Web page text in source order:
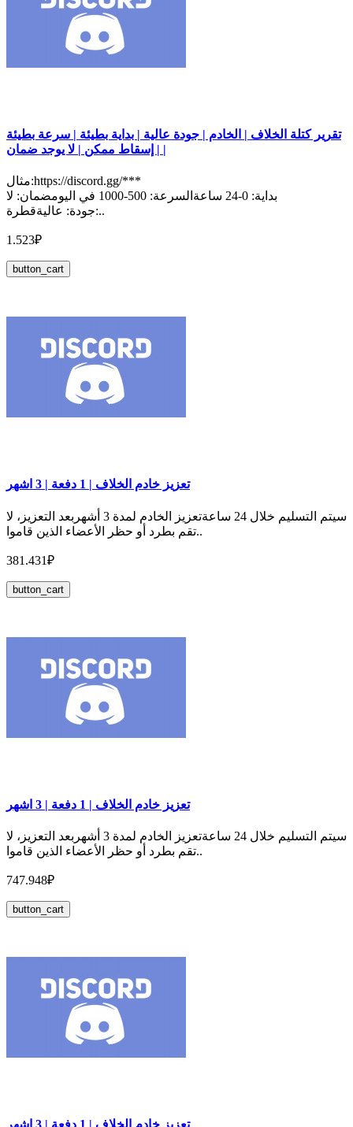
تقرير كتلة الخلاف | الخادم | جودة عالية | بداية بطيئة | سرعة بطيئة
| إسقاط ممكن | لا يوجد ضمان |
مثال:https://discord.gg/***
بداية: 0-24 ساعةالسرعة: 500-1000 في اليومضمان: لا
جودة: عاليةقطرة:..
1.523₽
button_cart
تعزيز خادم الخلاف | 1 دفعة | 3 اشهر
سيتم التسليم خلال 24 ساعةتعزيز الخادم لمدة 3 أشهربعد التعزيز، لا
تقم بطرد أو حظر الأعضاء الذين قاموا..
381.431₽
button_cart
تعزيز خادم الخلاف | 1 دفعة | 3 اشهر
سيتم التسليم خلال 24 ساعةتعزيز الخادم لمدة 3 أشهربعد التعزيز، لا
تقم بطرد أو حظر الأعضاء الذين قاموا..
747.948₽
button_cart